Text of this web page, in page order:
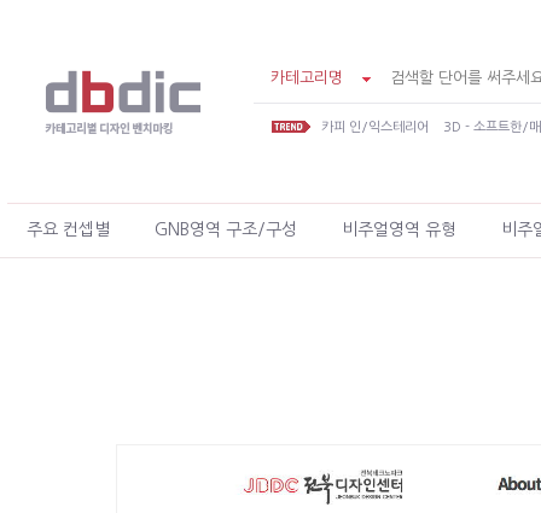
카테고리명
카피 인/익스테리어 3D - 소프트한/
주요 컨셉별 GNB영역 구조/구성 비주얼영역 유형 비주